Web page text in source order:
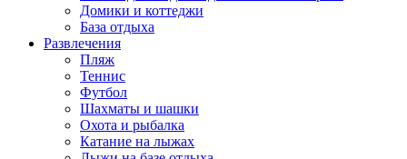
Домики и коттеджи
База отдыха
Развлечения
Пляж
Теннис
Футбол
Шахматы и шашки
Охота и рыбалка
Катание на лыжах